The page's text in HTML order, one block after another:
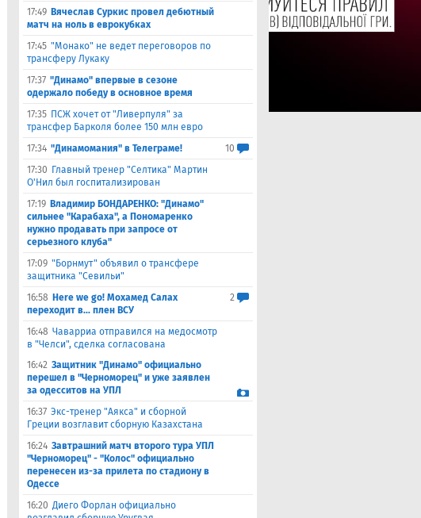
17:49 Вячеслав Суркис провел дебютный
матч на ноль в еврокубках
17:45 "Монако" не ведет переговоров по
трансферу Лукаку
17:37 "Динамо" впервые в сезоне
одержало победу в основное время
17:35 ПСЖ хочет от "Ливерпуля" за
трансфер Барколя более 150 млн евро
17:34 "Динамомания" в Телеграме!
10
17:30 Главный тренер "Селтика" Мартин
О'Нил был госпитализирован
17:19 Владимир БОНДАРЕНКО: "Динамо"
сильнее "Карабаха", а Пономаренко
нужно продавать при запросе от
серьезного клуба"
17:09 "Борнмут" объявил о трансфере
защитника "Севильи"
16:58 Here we go! Мохамед Салах
переходит в... плен ВСУ
2
16:48 Чаварриа отправился на медосмотр
в "Челси", сделка согласована
16:42 Защитник "Динамо" официально
перешел в "Черноморец" и уже заявлен
за одесситов на УПЛ
16:37 Экс-тренер "Аякса" и сборной
Греции возглавит сборную Казахстана
16:24 Завтрашний матч второго тура УПЛ
"Черноморец" - "Колос" официально
перенесен из-за прилета по стадиону в
Одессе
16:20 Диего Форлан официально